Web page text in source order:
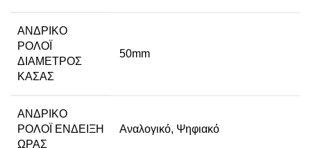
ΑΝΔΡΙΚΌ
ΡΟΛΌΙ
ΔΙΆΜΕΤΡΟΣ
ΚΆΣΑΣ
50mm
ΑΝΔΡΙΚΌ
ΡΟΛΌΙ ΈΝΔΕΙΞΗ
ΏΡΑΣ
Αναλογικό, Ψηφιακό